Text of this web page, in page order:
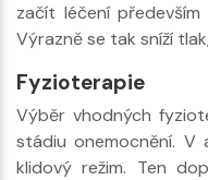
začít léčení
Výrazně se tak sníží
Fyzioterapie
Výběr vhodných
stádiu onemocnění. V
klidový režim. Ten